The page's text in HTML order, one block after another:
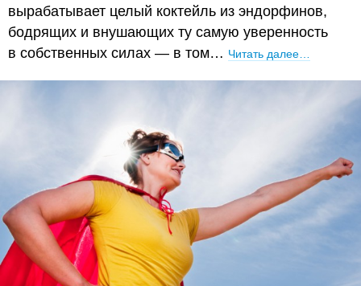
вырабатывает целый коктейль из эндорфинов,
бодрящих и внушающих ту самую уверенность
в собственных силах — в том… Читать далее…